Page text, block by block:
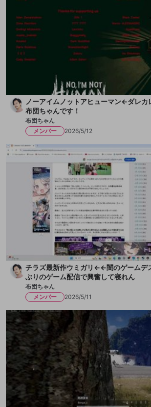
ノーアイムノットアヒューマン←ダレカ
布団ちゃんです！
布団ちゃん
メンバー
2026/5/12
チラズ最新作ウミガリ←←闇のゲームデ
ぶりのゲーム配信で興奮して寝れん
布団ちゃん
メンバー
2026/5/11